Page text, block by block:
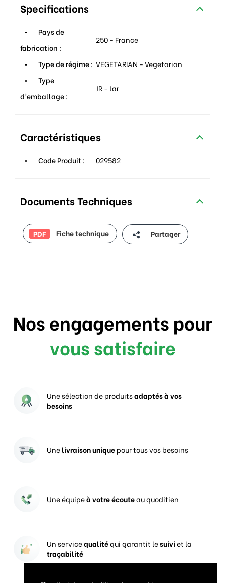
Specifications
Pays de
fabrication :
250 - France
Type de régime : VEGETARIAN - Vegetarian
Type
d'emballage :
JR - Jar
Caractéristiques
Code Produit : 029582
Documents Techniques
PDF Fiche technique Partager
Nos engagements pour
vous satisfaire
Une sélection de produitsadaptés à vos
besoins
Unelivraison uniquepour tous vos besoins
Une équipeà votre écouteau quoditien
Un servicequalitéqui garantit lesuiviet la
traçabilité